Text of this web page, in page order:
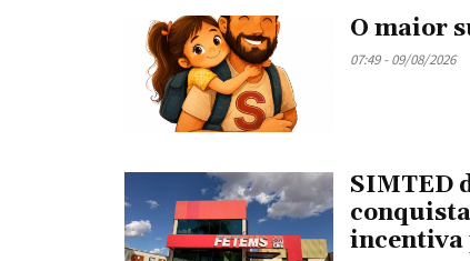
O maior
07:49 - 09/08/2026
SIMTED
incentiva